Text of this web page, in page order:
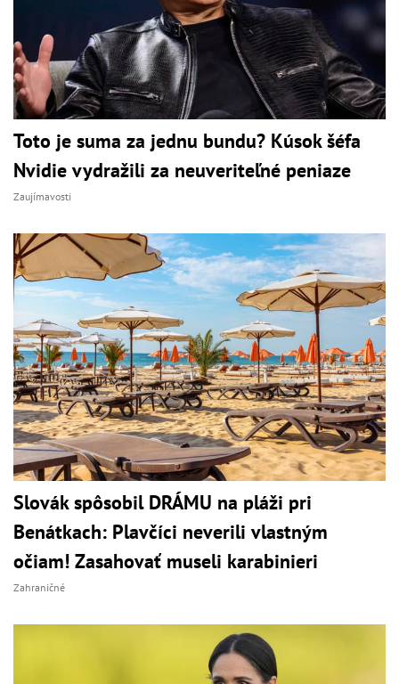
Toto je suma za jednu bundu? Kúsok šéfa
Nvidie vydražili za neuveriteľné peniaze
Zaujímavosti
Slovák spôsobil DRÁMU na pláži pri
Benátkach: Plavčíci neverili vlastným
očiam! Zasahovať museli karabinieri
Zahraničné